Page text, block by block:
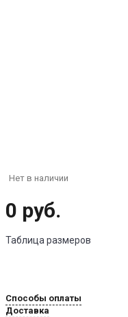
Нет в наличии
0 руб.
Таблица размеров
Способы оплаты
Доставка